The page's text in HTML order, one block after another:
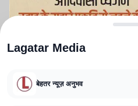
Lagatar Media
बेहतर न्यूज़ अनुभव